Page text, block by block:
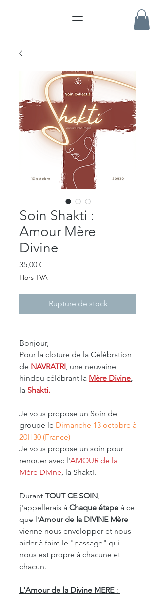
Soin Shakti :
Amour Mère
Divine
35,00 €
Hors TVA
Rupture de stock
Bonjour,
Pour la cloture de la Célébration
de NAVRATRI, une neuvaine
hindou célébrant la Mère Divine,
la Shakti.
Je vous propose un Soin de
groupe le Dimanche 13 octobre à
20H30 (France)
Je vous propose un soin pour
renouer avec l'AMOUR de la
Mère Divine, la Shakti.
Durant TOUT CE SOIN,
j'appellerais à Chaque étape à ce
que l'Amour de la DIVINE Mère
vienne nous envelopper et nous
aider à faire le "passage" qui
nous est propre à chacune et
chacun.
L'Amour de la Divine MERE :